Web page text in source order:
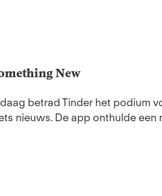
New
betrad Tinder het podium
nieuws. De app onthulde